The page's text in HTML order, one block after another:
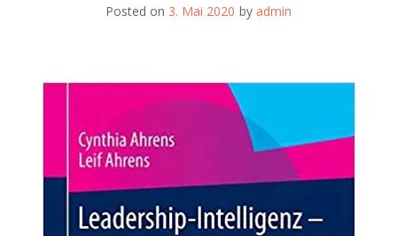
Posted on 3. Mai 2020 by admin